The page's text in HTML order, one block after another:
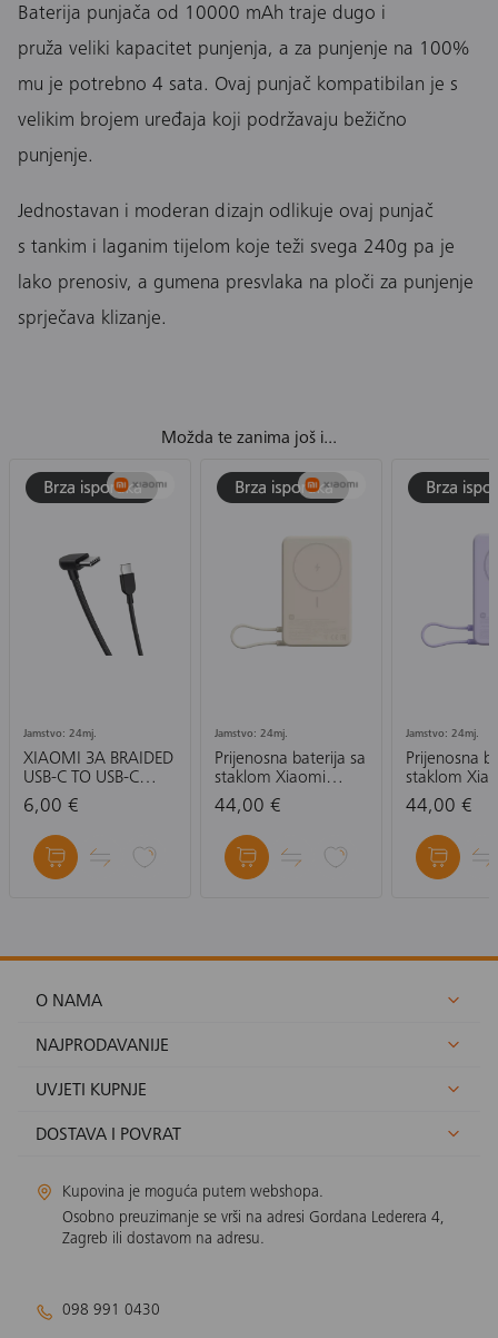
Baterija punjača od 10000 mAh traje dugo i
pruža veliki kapacitet punjenja, a za punjenje na 100%
mu je potrebno 4 sata. Ovaj punjač kompatibilan je s
velikim brojem uređaja koji podržavaju bežično
punjenje.
Jednostavan i moderan dizajn odlikuje ovaj punjač
s tankim i laganim tijelom koje teži svega 240g pa je
lako prenosiv, a gumena presvlaka na ploči za punjenje
sprječava klizanje.
Možda te zanima još i...
Jamstvo: 24mj.
XIAOMI 3A BRAIDED
USB-C TO USB-C
CABLE (10CM)-
KABEL
6,00 €
Jamstvo: 24mj.
Prijenosna baterija sa
staklom Xiaomi
Magnetic Power
Bank 10000 mAh
with Built-in Stand,
ljubičasta, bež
44,00 €
Jamstvo: 24mj.
Prijenosna
staklom
Magnetic
Bank 10000
with Built-in
ljubičasta
44,00 €
O NAMA
NAJPRODAVANIJE
UVJETI KUPNJE
DOSTAVA I POVRAT
Kupovina je moguća putem webshopa.
Osobno preuzimanje se vrši na adresi Gordana Lederera 4,
Zagreb ili dostavom na adresu.
098 991 0430